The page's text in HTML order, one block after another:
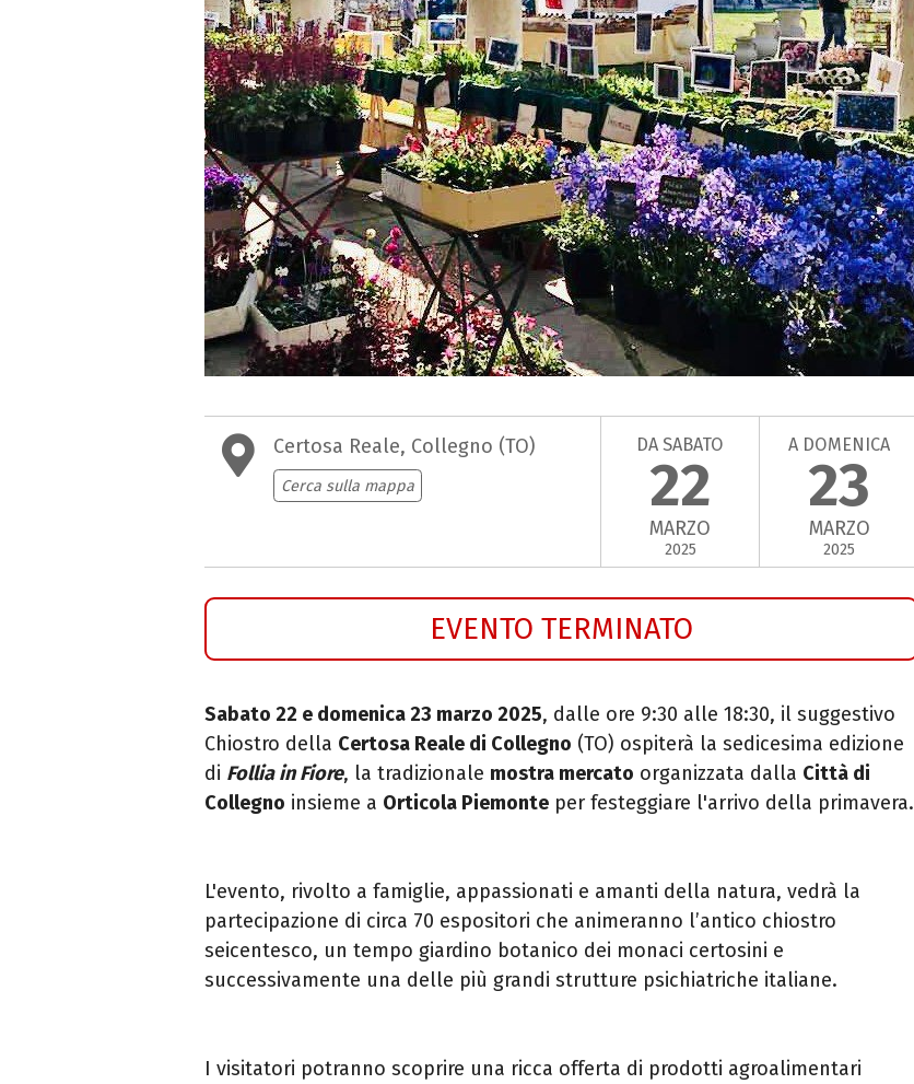
Certosa Reale, Collegno (TO)
Cerca sulla mappa
DA SABATO
22
MARZO
2025
A DOMENICA
23
MARZO
2025
EVENTO TERMINATO
Sabato 22 e domenica 23 marzo 2025, dalle ore 9:30 alle 18:30, il suggestivo
Chiostro della Certosa Reale di Collegno (TO) ospiterà la sedicesima edizione
di Follia in Fiore, la tradizionale mostra mercato organizzata dalla Città di
Collegno insieme a Orticola Piemonte per festeggiare l'arrivo della primavera.
L'evento, rivolto a famiglie, appassionati e amanti della natura, vedrà la
partecipazione di circa 70 espositori che animeranno l’antico chiostro
seicentesco, un tempo giardino botanico dei monaci certosini e
successivamente una delle più grandi strutture psichiatriche italiane.
I visitatori potranno scoprire una ricca offerta di prodotti agroalimentari